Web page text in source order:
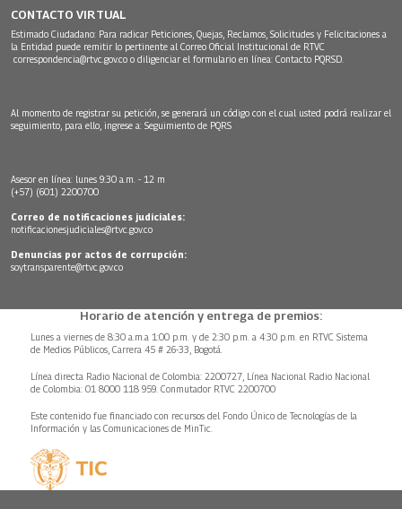
CONTACTO VIRTUAL
Estimado Ciudadano: Para radicar Peticiones, Quejas, Reclamos, Solicitudes y Felicitaciones a
la Entidad puede remitir lo pertinente al Correo Oficial Institucional de RTVC
correspondencia@rtvc.gov.co o diligenciar el formulario en línea: Contacto PQRSD.
Al momento de registrar su petición, se generará un código con el cual usted podrá realizar el
seguimiento, para ello, ingrese a: Seguimiento de PQRS
Asesor en línea: lunes 9:30 a.m. - 12 m
(+57) (601) 2200700
Correo de notificaciones judiciales:
notificacionesjudiciales@rtvc.gov.co
Denuncias por actos de corrupción:
soytransparente@rtvc.gov.co
Horario de atención y entrega de premios:
Lunes a viernes de 8:30 a.m.a 1:00 p.m. y de 2:30 p.m. a 4:30 p.m. en RTVC Sistema
de Medios Públicos, Carrera 45 # 26-33, Bogotá.
Línea directa Radio Nacional de Colombia: 2200727, Línea Nacional Radio Nacional
de Colombia: 01 8000 118 959. Conmutador RTVC 2200700
Este contenido fue financiado con recursos del Fondo Único de Tecnologías de la
Información y las Comunicaciones de MinTic.